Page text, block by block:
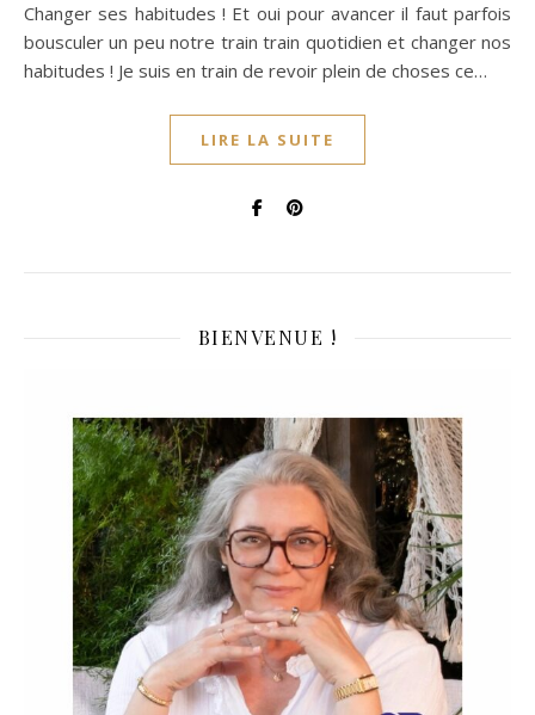
Changer ses habitudes ! Et oui pour avancer il faut parfois
bousculer un peu notre train train quotidien et changer nos
habitudes ! Je suis en train de revoir plein de choses ce…
LIRE LA SUITE
BIENVENUE !